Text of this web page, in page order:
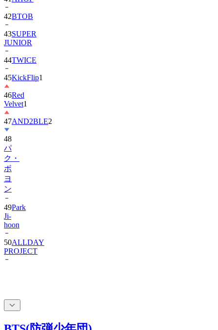
42BTOB
43SUPER
JUNIOR
44TWICE
45KickFlip1
46Red
Velvet1
47AND2BLE2
48
パ
ク・
ボ
ヨ
ン
49Park
Ji-
hoon
50ALLDAY
PROJECT